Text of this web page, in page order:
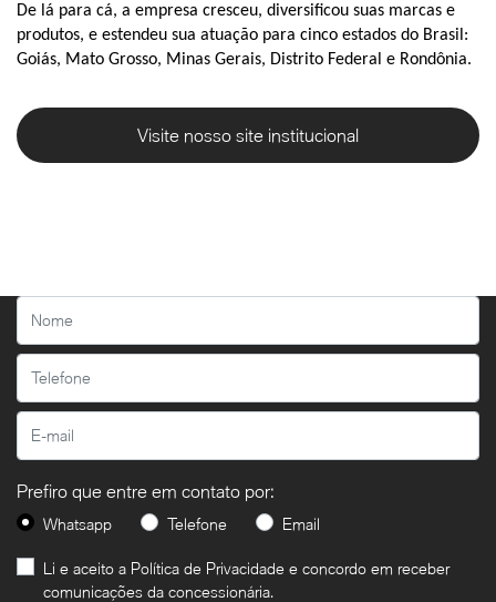
De lá para cá, a empresa cresceu, diversificou suas marcas e
produtos, e estendeu sua atuação para cinco estados do Brasil:
Goiás, Mato Grosso, Minas Gerais, Distrito Federal e Rondônia.
Visite nosso site institucional
Prefiro que entre em contato por:
Whatsapp Telefone Email
Li e aceito a Política de Privacidade e concordo em receber
comunicações da concessionária.